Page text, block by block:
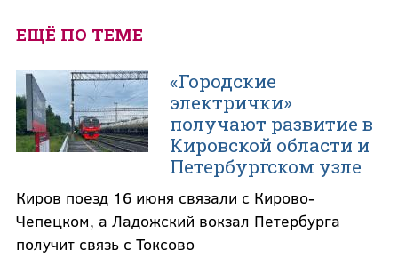
ЕЩЁ ПО ТЕМЕ
«Городские
электрички»
получают развитие в
Кировской области и
Петербургском узле
Киров поезд 16 июня связали с Кирово-
Чепецком, а Ладожский вокзал Петербурга
получит связь с Токсово